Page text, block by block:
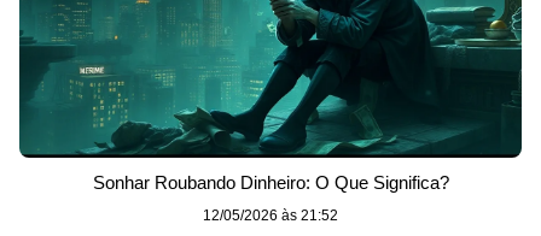
Sonhar Roubando Dinheiro: O Que Significa?
12/05/2026 às 21:52